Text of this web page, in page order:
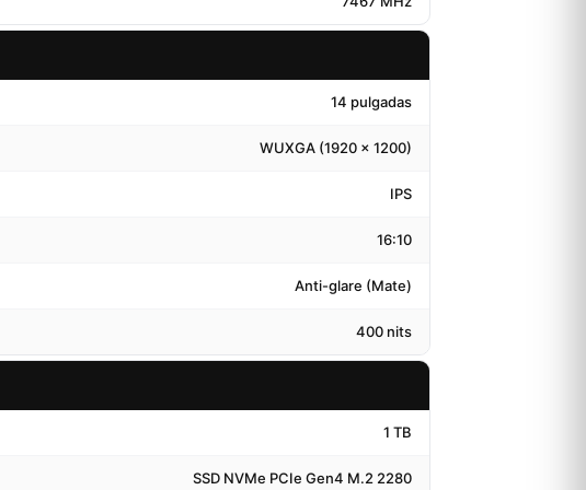
14 pulgadas
WUXGA (1920 × 1200)
IPS
16:10
Anti-glare (Mate)
400 nits
1 TB
SSD NVMe PCIe Gen4 M.2 2280